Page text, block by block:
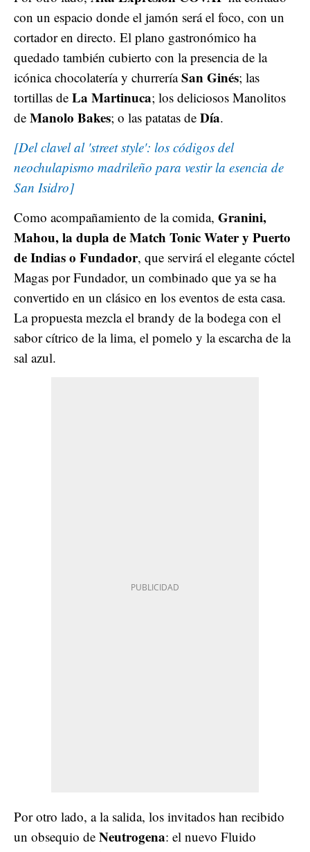
con un espacio donde el jamón será el foco, con un
cortador en directo. El plano gastronómico ha
quedado también cubierto con la presencia de la
icónica chocolatería y churreríaSan Ginés; las
tortillas de La Martinuca; los deliciosos Manolitos
de Manolo Bakes; o las patatas de Día.
[Del clavel al 'street style': los códigos del
neochulapismo madrileño para vestir la esencia de
San Isidro]
Como acompañamiento de la comida, Granini,
Mahou, la dupla de Match Tonic Water y Puerto
de Indias o Fundador, que servirá el elegante cóctel
Magas por Fundador, un combinado que ya se ha
convertido en un clásico en los eventos de esta casa.
La propuesta mezcla el brandy de la bodega con el
sabor cítrico de la lima, el pomelo y la escarcha de la
sal azul.
Por otro lado, a la salida, los invitados han recibido
un obsequio de Neutrogena: el nuevo Fluido